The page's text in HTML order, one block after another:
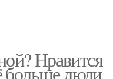
Нравится
больше люди